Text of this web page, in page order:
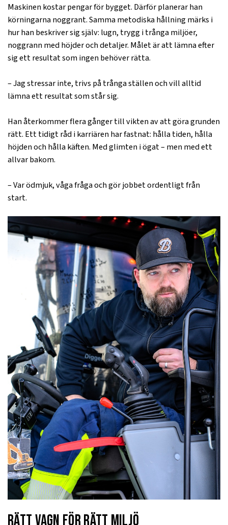
Maskinen kostar pengar för bygget. Därför planerar han
körningarna noggrant. Samma metodiska hållning märks i
hur han beskriver sig själv: lugn, trygg i trånga miljöer,
noggrann med höjder och detaljer. Målet är att lämna efter
sig ett resultat som ingen behöver rätta.
– Jag stressar inte, trivs på trånga ställen och vill alltid
lämna ett resultat som står sig.
Han återkommer flera gånger till vikten av att göra grunden
rätt. Ett tidigt råd i karriären har fastnat: hålla tiden, hålla
höjden och hålla käften. Med glimten i ögat – men med ett
allvar bakom.
– Var ödmjuk, våga fråga och gör jobbet ordentligt från
start.
Rätt vagn för rätt miljö